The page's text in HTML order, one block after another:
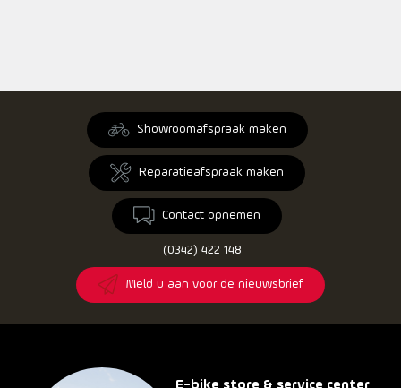
Showroomafspraak maken
Reparatieafspraak maken
Contact opnemen
(0342) 422 148
Meld u aan voor de nieuwsbrief
E-bike store & service center